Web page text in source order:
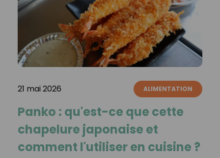
21 mai 2026 ALIMENTATION
Panko : qu'est-ce que cette
chapelure japonaise et
comment l'utiliser en cuisine ?